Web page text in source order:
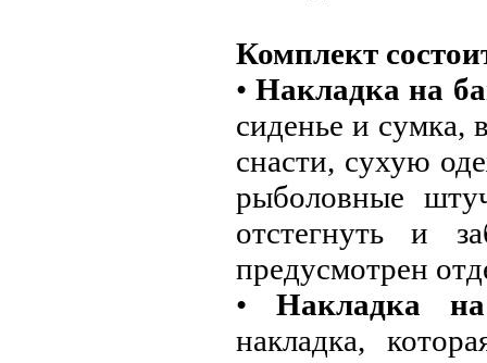
Комплект
•Накладка на
сиденье и сумка,
снасти, сухую
рыболовные
отстегнуть и
предусмотрен
• Накладка
накладка,